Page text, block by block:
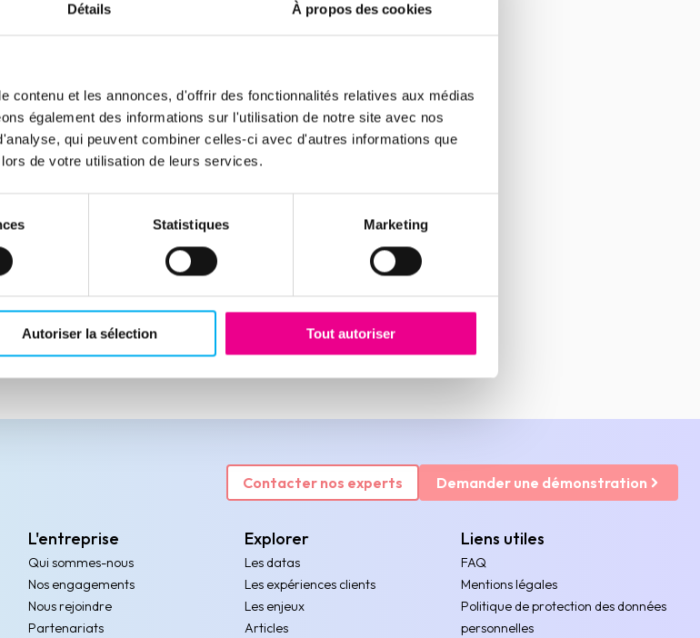
Détails À propos des cookies
contenu et les annonces, d'offrir des fonctionnalités relatives aux médias
également des informations sur l'utilisation de notre site avec nos
qui peuvent combiner celles-ci avec d'autres informations que
de votre utilisation de leurs services.
Statistiques Marketing
Autoriser la sélection Tout autoriser
Contacter nos experts Demander une démonstration
L'entreprise
Qui sommes-nous
Nos engagements
Nous rejoindre
Partenariats
Explorer
Les datas
Les expériences clients
Les enjeux
Articles
Liens utiles
FAQ
Mentions légales
Politique de protection des données
personnelles